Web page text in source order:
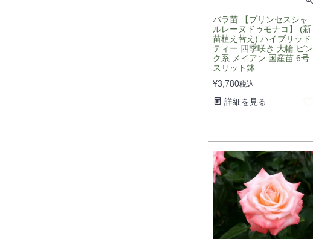
バラ苗 【プリンセスシャ
ルレーヌドゥモナコ】 (新
苗植え替え) ハイブリッド
ティー 四季咲き 大輪 ピン
ク系 メイアン 国産苗 6号
スリット鉢
¥3,780税込
詳細を見る